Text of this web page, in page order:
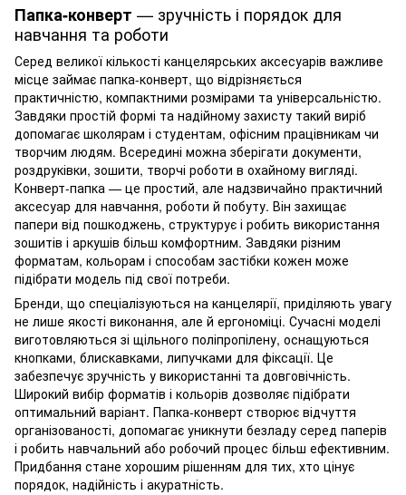
Папка-конверт — зручність і порядок для
навчання та роботи
Серед великої кількості канцелярських аксесуарів важливе
місце займає папка-конверт, що відрізняється
практичністю, компактними розмірами та універсальністю.
Завдяки простій формі та надійному захисту такий виріб
допомагає школярам і студентам, офісним працівникам чи
творчим людям. Всередині можна зберігати документи,
роздруківки, зошити, творчі роботи в охайному вигляді.
Конверт-папка — це простий, але надзвичайно практичний
аксесуар для навчання, роботи й побуту. Він захищає
папери від пошкоджень, структурує і робить використання
зошитів і аркушів більш комфортним. Завдяки різним
форматам, кольорам і способам застібки кожен може
підібрати модель під свої потреби.
Бренди, що спеціалізуються на канцелярії, приділяють увагу
не лише якості виконання, але й ергономіці. Сучасні моделі
виготовляються зі щільного поліпропілену, оснащуються
кнопками, блискавками, липучками для фіксації. Це
забезпечує зручність у використанні та довговічність.
Широкий вибір форматів і кольорів дозволяє підібрати
оптимальний варіант. Папка-конверт створює відчуття
організованості, допомагає уникнути безладу серед паперів
і робить навчальний або робочий процес більш ефективним.
Придбання стане хорошим рішенням для тих, хто цінує
порядок, надійність і акуратність.